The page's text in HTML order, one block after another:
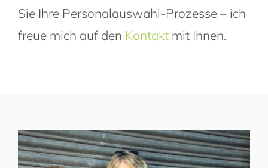
Sie Ihre Personalauswahl-Prozesse – ich
freue mich auf den Kontakt mit Ihnen.